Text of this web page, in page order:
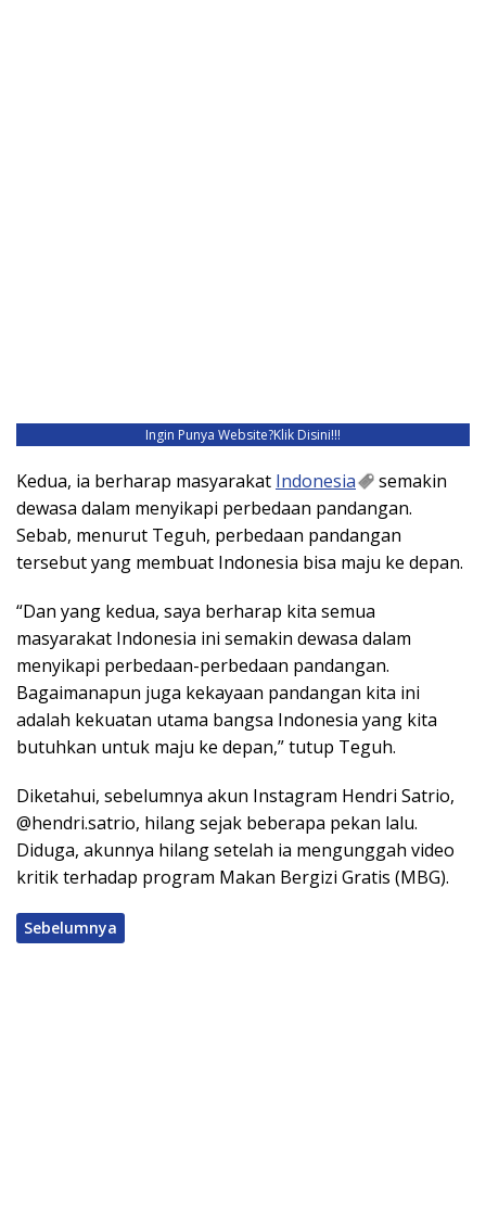
Ingin Punya Website?Klik Disini!!!
Kedua, ia berharap masyarakat Indonesia
semakin
dewasa dalam menyikapi perbedaan pandangan.
Sebab, menurut Teguh, perbedaan pandangan
tersebut yang membuat Indonesia bisa maju ke depan.
“Dan yang kedua, saya berharap kita semua
masyarakat Indonesia ini semakin dewasa dalam
menyikapi perbedaan-perbedaan pandangan.
Bagaimanapun juga kekayaan pandangan kita ini
adalah kekuatan utama bangsa Indonesia yang kita
butuhkan untuk maju ke depan,” tutup Teguh.
Diketahui, sebelumnya akun Instagram Hendri Satrio,
@hendri.satrio, hilang sejak beberapa pekan lalu.
Diduga, akunnya hilang setelah ia mengunggah video
kritik terhadap program Makan Bergizi Gratis (MBG).
Sebelumnya